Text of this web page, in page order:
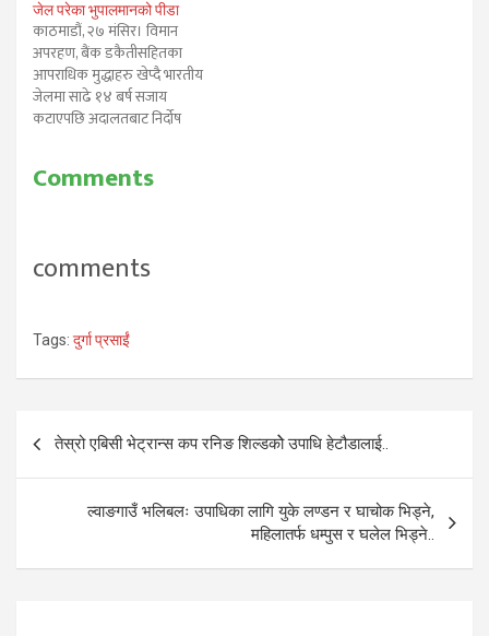
जेल परेका भुपालमानको पीडा
काठमाडौं, २७ मंसिर। विमान
अपरहण, बैंक डकैतीसहितका
आपराधिक मुद्धाहरु खेप्दै भारतीय
जेलमा साढे १४ बर्ष सजाय
कटाएपछि अदालतबाट निर्दोष
अर्थात युसुफ नेपाली आफ्नै
पंजाव हरियाणा उच्च न्यायालयले ८
Comments
comments
Tags: दुर्गा प्रसाईं
Post
navigation
तेस्रो एबिसी भेट्रान्स कप रनिङ शिल्डकोे उपाधि हेटौडालाई..
ल्वाङगाउँ भलिबलः उपाधिका लागि युके लण्डन र घाचोक भिड्ने,
महिलातर्फ धम्पुस र घलेल भिड्ने..